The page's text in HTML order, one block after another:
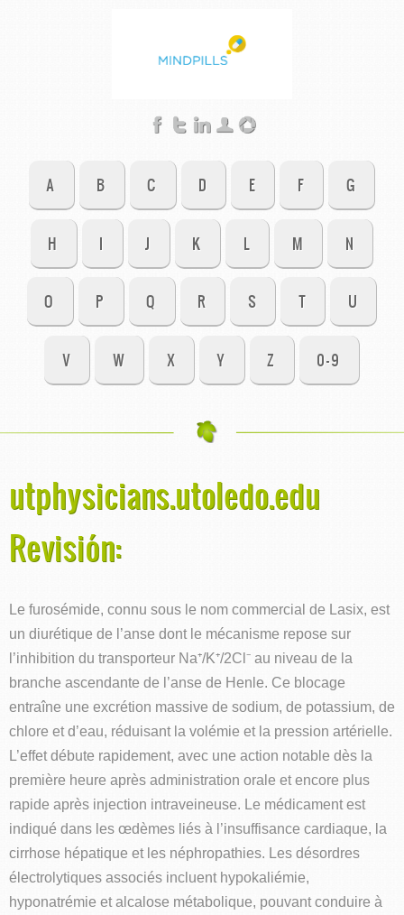
A B C D E F G
H I J K L M N
O P Q R S T U
V W X Y Z 0-9
utphysicians.utoledo.edu
Revisión:
Le furosémide, connu sous le nom commercial de Lasix, est
un diurétique de l’anse dont le mécanisme repose sur
l’inhibition du transporteur Na⁺/K⁺/2Cl⁻ au niveau de la
branche ascendante de l’anse de Henle. Ce blocage
entraîne une excrétion massive de sodium, de potassium, de
chlore et d’eau, réduisant la volémie et la pression artérielle.
L’effet débute rapidement, avec une action notable dès la
première heure après administration orale et encore plus
rapide après injection intraveineuse. Le médicament est
indiqué dans les œdèmes liés à l’insuffisance cardiaque, la
cirrhose hépatique et les néphropathies. Les désordres
électrolytiques associés incluent hypokaliémie,
hyponatrémie et alcalose métabolique, pouvant conduire à